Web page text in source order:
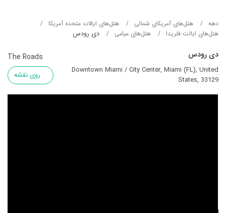
دهه هتل‌های آمریکای شمالی
هتل‌های ایالات متحده آمریکا
هتل‌های ایالت فلریدا
هتل‌های میامی دی رودس
دی رودس The Roads
Downtown Miami / City Center, Miami (FL), United
States, 33129
روی نقشه